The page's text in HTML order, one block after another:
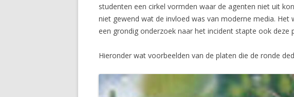
studenten een cirkel vormden waar de agenten niet uit
niet gewend wat de invloed was van moderne media.
een grondig onderzoek naar het incident stapte ook
Hieronder wat voorbeelden van de platen die de ronde